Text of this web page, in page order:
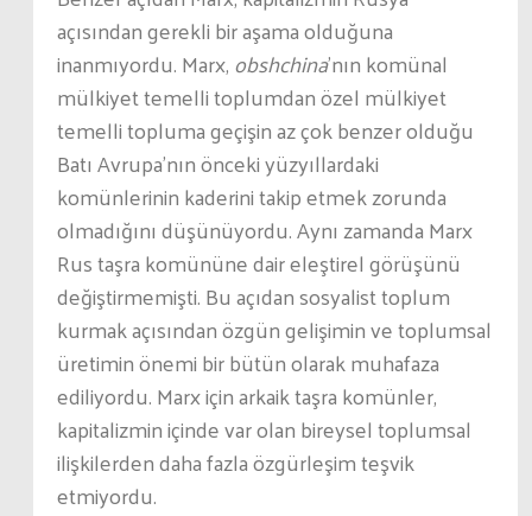
açısından gerekli bir aşama olduğuna
inanmıyordu. Marx,obshchina’nın komünal
mülkiyet temelli toplumdan özel mülkiyet
temelli topluma geçişin az çok benzer olduğu
Batı Avrupa’nın önceki yüzyıllardaki
komünlerinin kaderini takip etmek zorunda
olmadığını düşünüyordu. Aynı zamanda Marx
Rus taşra komününe dair eleştirel görüşünü
değiştirmemişti. Bu açıdan sosyalist toplum
kurmak açısından özgün gelişimin ve toplumsal
üretimin önemi bir bütün olarak muhafaza
ediliyordu. Marx için arkaik taşra komünler,
kapitalizmin içinde var olan bireysel toplumsal
ilişkilerden daha fazla özgürleşim teşvik
etmiyordu.